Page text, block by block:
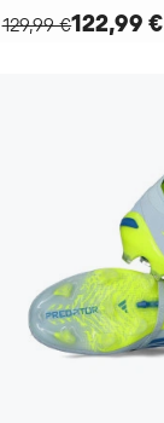
129,99 €122,99 €